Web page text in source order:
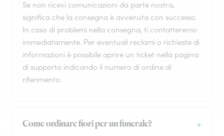
Se non ricevi comunicazioni da parte nostra,
significa che la consegna è avvenuta con successo.
In caso di problemi nella consegna, ti contatteremo
immediatamente. Per eventuali reclami o richieste di
informazioni è possibile aprire un ticket nella pagina
di supporto indicando il numero di ordine di
riferimento.
Come ordinare fiori per un funerale?